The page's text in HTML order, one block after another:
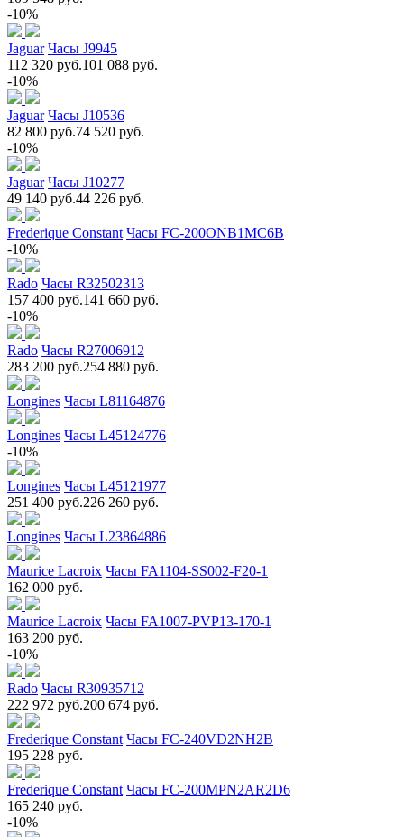
-10%
Jaguar Часы J9945
112 320 руб.101 088 руб.
-10%
Jaguar Часы J10536
82 800 руб.74 520 руб.
-10%
Jaguar Часы J10277
49 140 руб.44 226 руб.
Frederique Constant Часы FC-200ONB1MC6B
-10%
Rado Часы R32502313
157 400 руб.141 660 руб.
-10%
Rado Часы R27006912
283 200 руб.254 880 руб.
Longines Часы L81164876
Longines Часы L45124776
-10%
Longines Часы L45121977
251 400 руб.226 260 руб.
Longines Часы L23864886
Maurice Lacroix Часы FA1104-SS002-F20-1
162 000 руб.
Maurice Lacroix Часы FA1007-PVP13-170-1
163 200 руб.
-10%
Rado Часы R30935712
222 972 руб.200 674 руб.
Frederique Constant Часы FC-240VD2NH2B
195 228 руб.
Frederique Constant Часы FC-200MPN2AR2D6
165 240 руб.
-10%